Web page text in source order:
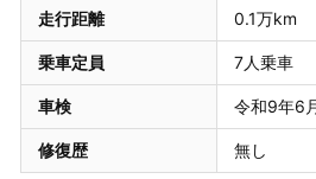
走行距離 0.1万km
乗車定員 7人乗車
車検 令和9年6
修復歴 無し